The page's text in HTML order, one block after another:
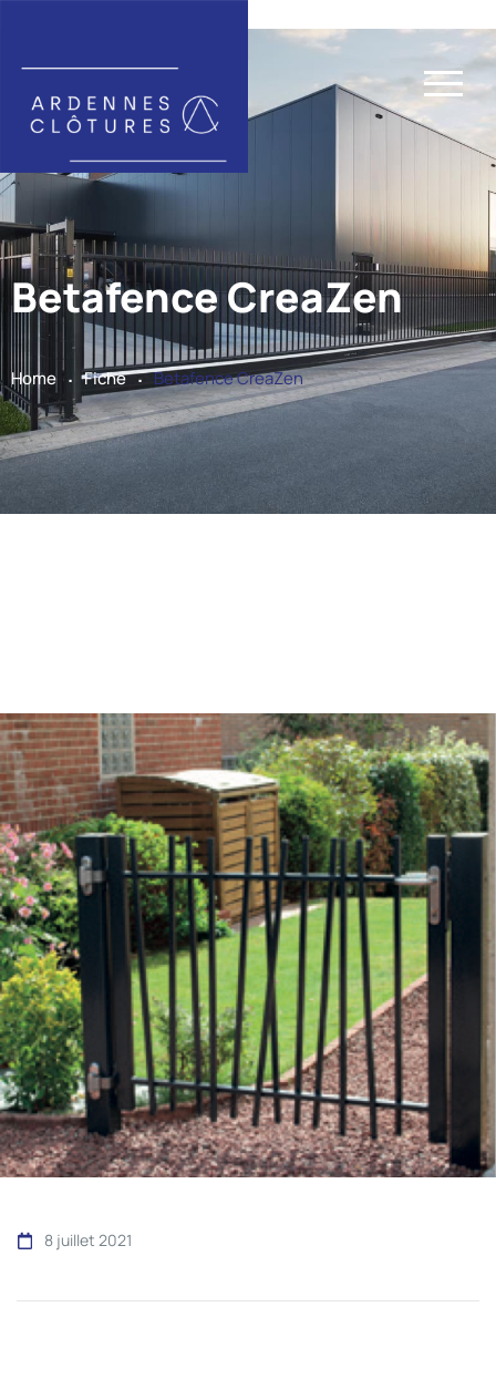
Betafence CreaZen
Home . Fiche . Betafence CreaZen
8 juillet 2021